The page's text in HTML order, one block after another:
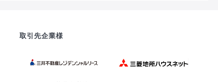
取引先企業様